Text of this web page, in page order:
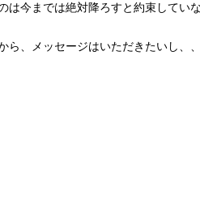
は今までは絶対降ろすと約束してい
、メッセージはいただきたいし、、